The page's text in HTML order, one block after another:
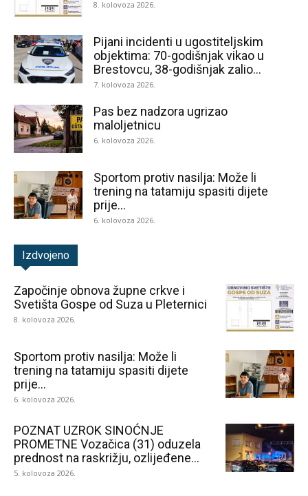
8. kolovoza 2026.
Pijani incidenti u ugostiteljskim
objektima: 70-godišnjak vikao u
Brestovcu, 38-godišnjak zalio...
7. kolovoza 2026.
Pas bez nadzora ugrizao
maloljetnicu
6. kolovoza 2026.
Sportom protiv nasilja: Može li
trening na tatamiju spasiti dijete
prije...
6. kolovoza 2026.
Izdvojeno
Započinje obnova župne crkve i
Svetišta Gospe od Suza u Pleternici
8. kolovoza 2026.
Sportom protiv nasilja: Može li
trening na tatamiju spasiti dijete
prije...
6. kolovoza 2026.
POZNAT UZROK SINOĆNJE
PROMETNE Vozačica (31) oduzela
prednost na raskrižju, ozlijeđene...
5. kolovoza 2026.